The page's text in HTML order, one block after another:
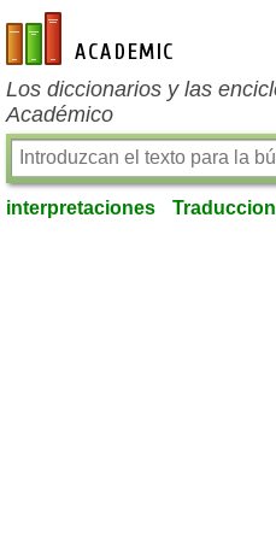
es-academic.com
Los diccionarios y las
Académico
interpretaciones